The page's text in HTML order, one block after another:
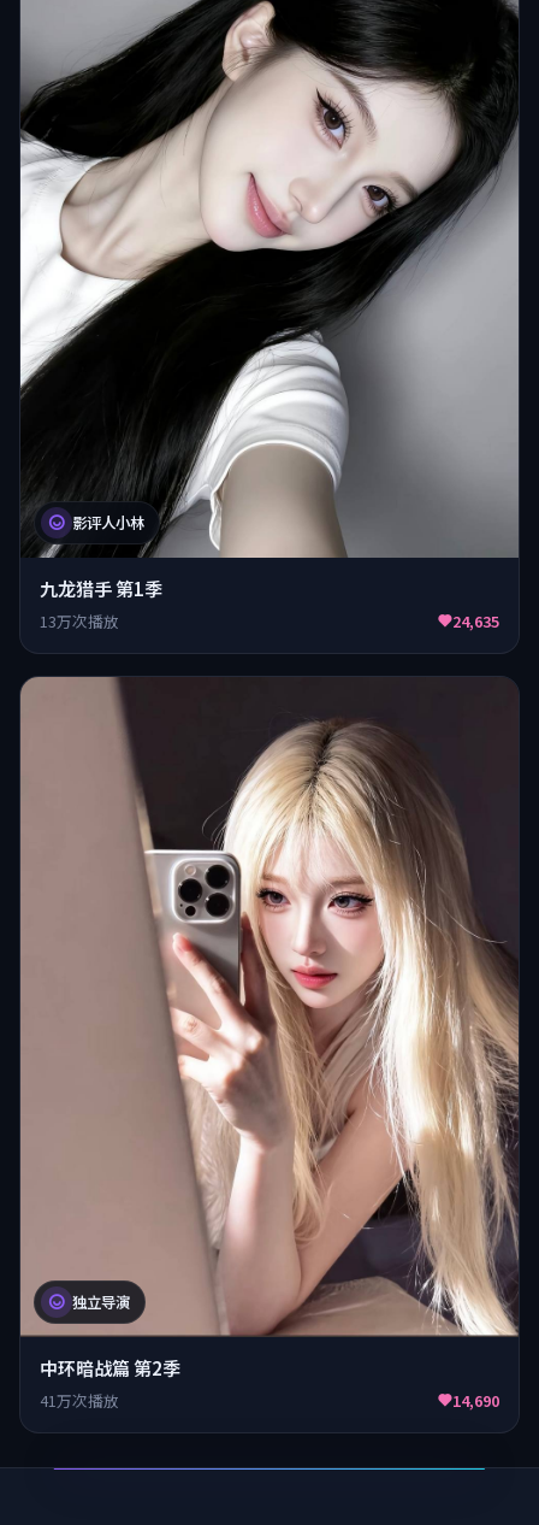
影评人小林
九龙猎手 第1季
13万次播放 24,635
独立导演
中环暗战篇 第2季
41万次播放 14,690